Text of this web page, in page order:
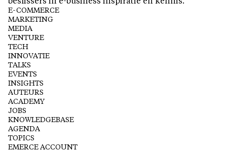
E-COMMERCE
MARKETING
MEDIA
VENTURE
TECH
INNOVATIE
TALKS
EVENTS
INSIGHTS
AUTEURS
ACADEMY
JOBS
KNOWLEDGEBASE
AGENDA
TOPICS
EMERCE ACCOUNT